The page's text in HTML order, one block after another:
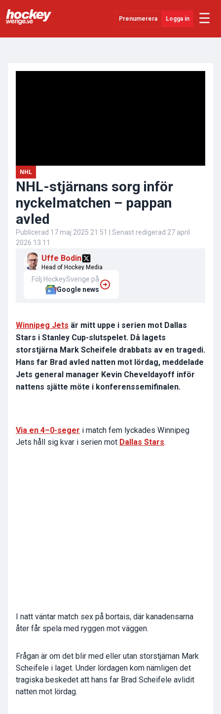
Prenumerera Logga in ☰
NHL
NHL-stjärnans sorg inför
nyckelmatchen – pappan
avled
Publicerad 17 maj 2025 21:51 | Senast redigerad 27 april
2026 13:11
Uffe Bodin
Head of Hockey Media
Följ HockeySverige på
Google news
Winnipeg Jets är mitt uppe i serien mot Dallas
Stars i Stanley Cup-slutspelet. Då lagets
storstjärna Mark Scheifele drabbats av en tragedi.
Hans far Brad avled natten mot lördag, meddelade
Jets general manager Kevin Cheveldayoff inför
nattens sjätte möte i konferenssemifinalen.
Via en 4–0-seger i match fem lyckades Winnipeg
Jets håll sig kvar i serien mot Dallas Stars.
I natt väntar match sex på bortais, där kanadensarna
åter får spela med ryggen mot väggen.
Frågan är om det blir med eller utan storstjärnan Mark
Scheifele i laget. Under lördagen kom nämligen det
tragiska beskedet att hans far Brad Scheifele avlidit
natten mot lördag.